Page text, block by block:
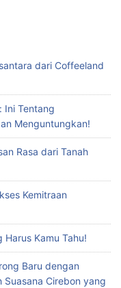
dari Coffeeland
Ini Tentang
Menguntungkan!
Rasa dari Tanah
Kemitraan
Kamu Tahu!
Baru dengan
Suasana Cirebon yang